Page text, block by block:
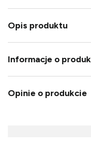
Opis produktu
Informacje o
Opinie o produkcie